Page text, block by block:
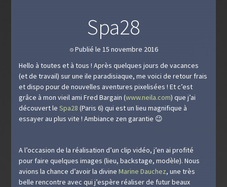
Spa28
🕔Publié le 15 novembre 2016
Hello à toutes et à tous ! Après quelques jours de vacances
(et de travail) sur une ile paradisiaque, me voici de retour frais
et dispo pour de nouvelles aventures pixelisées ! Et c’est
grâce à mon vieil ami Fred Bargain (www.neila.com) que j’ai
découvert leSpa28 (Paris 6) qui est un lieu magnifique à
essayer au plus vite ! Ambiance zen garantie 😉
A l’occasion de la réalisation d’un clip vidéo, j’en ai profité
pour faire quelques images (lieu, backstage, modèle). Nous
avions la chance d’avoir la divineMarine Dauchez, une très
belle rencontre avec qui j’espère réaliser de futur beaux